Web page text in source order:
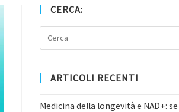
CERCA:
ARTICOLI RECENTI
Medicina della longevità e NAD+: